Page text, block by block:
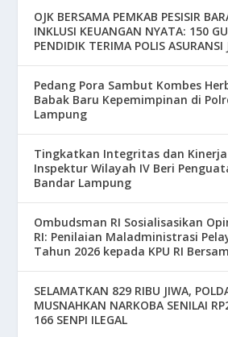
OJK BERSAMA PEMKAB PESISIR
INKLUSI KEUANGAN NYATA: 150
PENDIDIK TERIMA POLIS ASURANSI
Pedang Pora Sambut Kombes
Babak Baru Kepemimpinan di
Lampung
Tingkatkan Integritas dan Kinerja
Inspektur Wilayah IV Beri
Bandar Lampung
Ombudsman RI Sosialisasikan
RI: Penilaian Maladministrasi
Tahun 2026 kepada KPU RI
SELAMATKAN 829 RIBU JIWA,
MUSNAHKAN NARKOBA SENILAI
166 SENPI ILEGAL